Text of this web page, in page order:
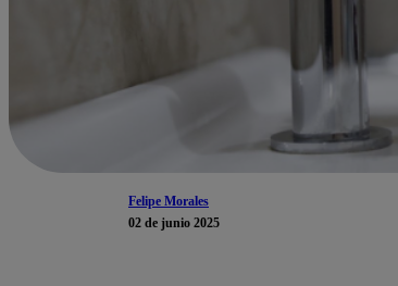
Felipe Morales
02 de junio 2025